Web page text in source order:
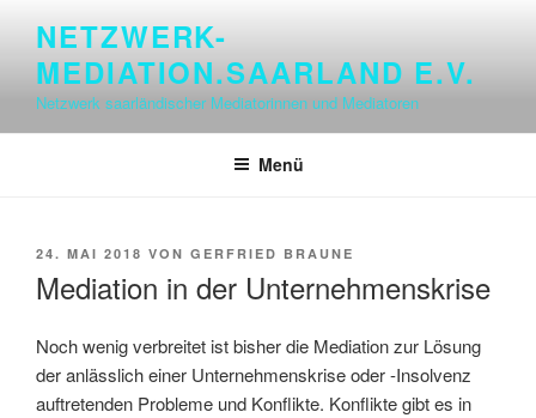
springen
NETZWERK-
MEDIATION.SAARLAND E.V.
Netzwerk saarländischer Mediatorinnen und Mediatoren
Menü
VERÖFFENTLICHT
24. MAI 2018 VON GERFRIED BRAUNE
Mediation in der Unternehmenskrise
Noch wenig verbreitet ist bisher die Mediation zur Lösung
der anlässlich einer Unternehmenskrise oder -Insolvenz
auftretenden Probleme und Konflikte. Konflikte gibt es in